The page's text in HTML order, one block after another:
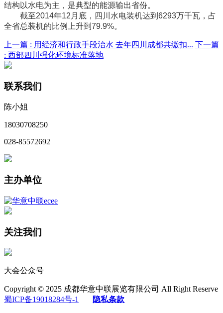
结构以水电为主，是典型的能源输出省份。
截至2014年12月底，四川水电装机达到6293万千瓦，占
全省总装机的比例上升到79.9%。
上一篇 : 用经济和行政手段治水 去年四川成都共缴扣... 下一篇
: 西部四川强化环境标准落地
联系我们
陈小姐
18030708250
028-85572692
主办单位
关注我们
大会公众号
Copyright © 2025 成都华意中联展览有限公司 All Right Reserve
蜀ICP备19018284号-1
隐私条款